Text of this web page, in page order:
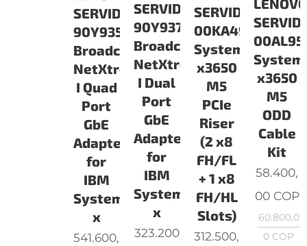
SERVIDORES
90Y9352
Broadcom
NetXtreme
I Quad
Port
GbE
Adapter
for
IBM
System
x
541.600,
SERVIDORES
90Y9370
Broadcom
NetXtreme
I Dual
Port
GbE
Adapter
for
IBM
System
x
323.200
SERVIDORES
00KA498
System
x3650
M5
PCIe
Riser
(2 x8
FH/FL
+ 1 x8
FH/HL
Slots)
312.500,
System
x3650
M5
ODD
Cable
Kit
58.400,
00COP
60.800,0
0 COP